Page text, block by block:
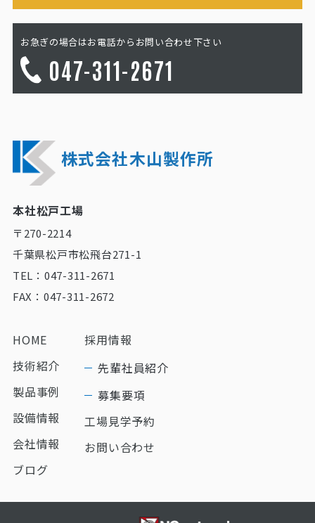
お急ぎの場合はお電話からお問い合わせ下さい
047-311-2671
株式会社木山製作所
本社松戸工場
〒270-2214
千葉県松戸市松飛台271-1
TEL：047-311-2671
FAX：047-311-2672
HOME
技術紹介
製品事例
設備情報
会社情報
ブログ
採用情報
先輩社員紹介
募集要項
工場見学予約
お問い合わせ